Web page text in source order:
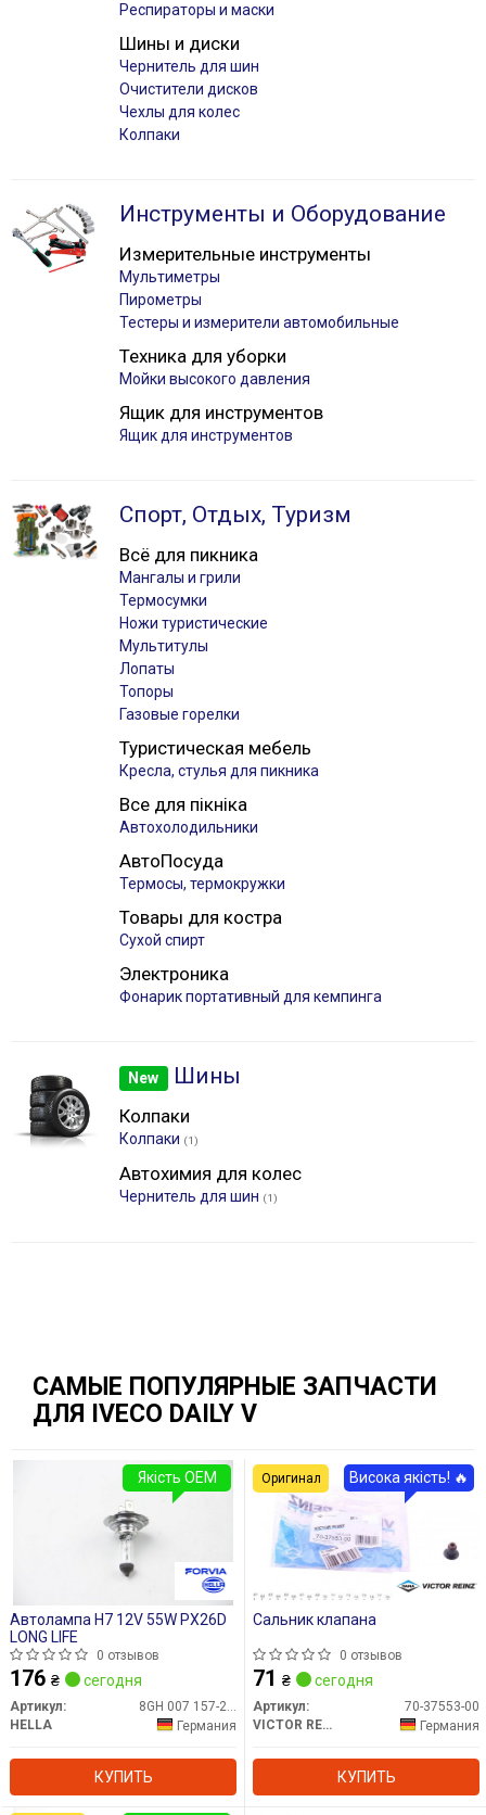
Респираторы и маски
Шины и диски
Чернитель для шин
Очистители дисков
Чехлы для колес
Колпаки
Инструменты и Оборудование
Измерительные инструменты
Мультиметры
Пирометры
Тестеры и измерители автомобильные
Техника для уборки
Мойки высокого давления
Ящик для инструментов
Ящик для инструментов
Спорт, Отдых, Туризм
Всё для пикника
Мангалы и грили
Термосумки
Ножи туристические
Мультитулы
Лопаты
Топоры
Газовые горелки
Туристическая мебель
Кресла, стулья для пикника
Все для пікніка
Автохолодильники
АвтоПосуда
Термосы, термокружки
Товары для костра
Сухой спирт
Электроника
Фонарик портативный для кемпинга
New Шины
Колпаки
Колпаки (1)
Автохимия для колес
Чернитель для шин (1)
САМЫЕ ПОПУЛЯРНЫЕ ЗАПЧАСТИ
ДЛЯ IVECO DAILY V
Автолампа H7 12V 55W PX26D
LONG LIFE
0 отзывов
176 ₴ сегодня
Артикул:
8GH 007 157-201
HELLA
Германия
КУПИТЬ
Якість OEM
Сальник клапана
0 отзывов
71 ₴ сегодня
Артикул:
70-37553-00
VICTOR REINZ
Германия
КУПИТЬ
Висока якість! 🔥
Оригинал